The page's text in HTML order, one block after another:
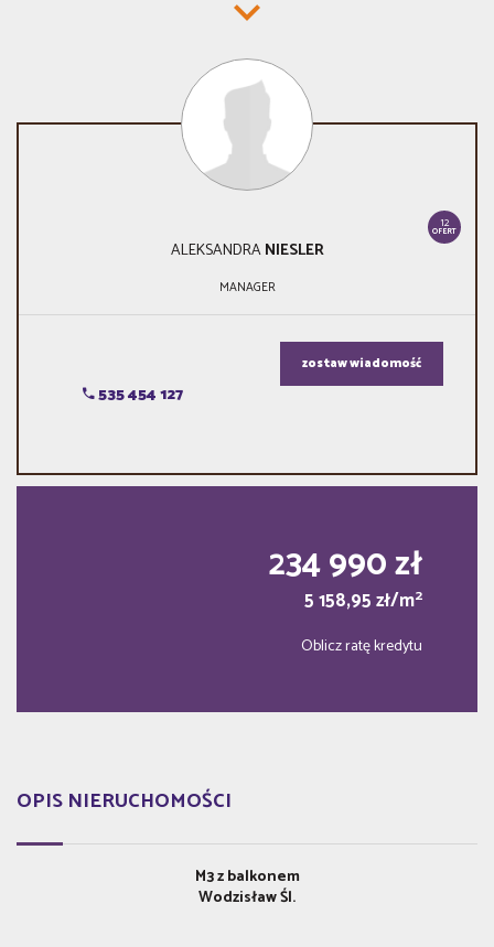
12
OFERT
ALEKSANDRANIESLER
MANAGER
535 454 127
zostaw wiadomość
234 990 zł
5 158,95 zł/m2
Oblicz ratę kredytu
OPIS NIERUCHOMOŚCI
M3 z balkonem
Wodzisław Śl.